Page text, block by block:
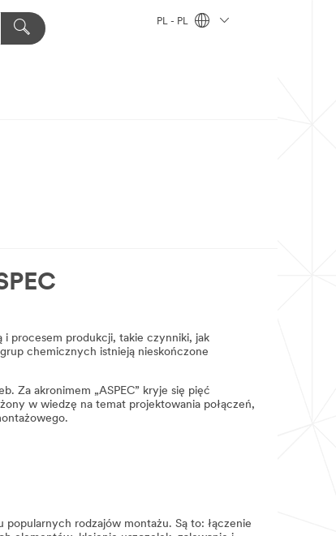
PL - PL
i procesem produkcji, takie czynniki, jak
chemicznych istnieją nieskończone
Za akronimem „ASPEC” kryje się pięć
w wiedzę na temat projektowania połączeń,
rodzajów montażu. Są to: łączenie